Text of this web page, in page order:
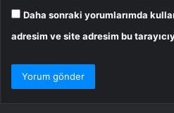
Daha sonraki yorumlarımda
adresim ve site adresim bu